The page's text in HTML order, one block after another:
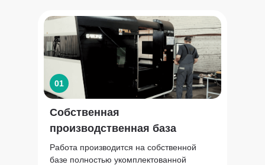
Собственная
производственная база
Работа производится на собственной
базе полностью укомплектованной
01